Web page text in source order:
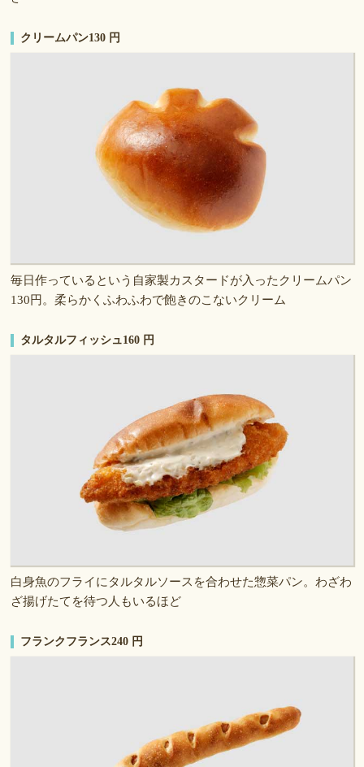
クリームパン130 円
毎日作っているという自家製カスタードが入ったクリームパン
130円。柔らかくふわふわで飽きのこないクリーム
タルタルフィッシュ160 円
白身魚のフライにタルタルソースを合わせた惣菜パン。わざわ
ざ揚げたてを待つ人もいるほど
フランクフランス240 円